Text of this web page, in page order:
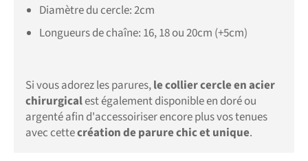
Diamètre du cercle: 2cm
Longueurs de chaîne: 16, 18 ou 20cm (+5cm)
Si vous adorez les parures,le collier cercle en acier
chirurgicalest également disponible en doré ou
argenté afin d'accessoiriser encore plus vos tenues
avec cettecréation de parure chic et unique.